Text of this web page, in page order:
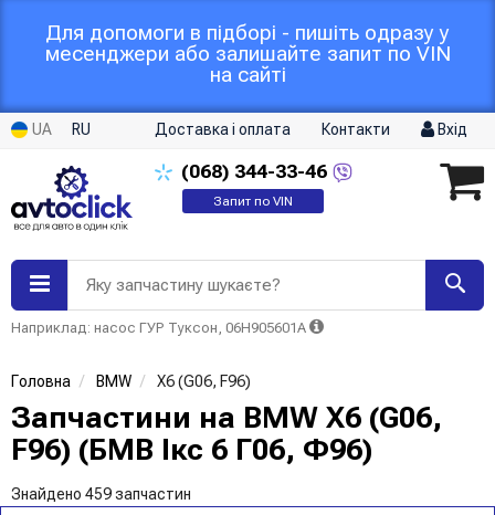
Для допомоги в підборі - пишіть одразу у
месенджери або залишайте запит по VIN
на сайті
UA RU Доставка і оплата Контакти Вхід
(068) 344-33-46
Запит по VIN
Яку запчастину шукаєте?
Наприклад: насос ГУР Туксон, 06H905601A
Головна BMW X6 (G06, F96)
Запчастини на BMW X6 (G06,
F96) (БМВ Ікс 6 Г06, Ф96)
Знайдено 459 запчастин